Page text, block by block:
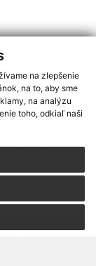
na zlepšenie
na to, aby sme
na analýzu
toho, odkiaľ naši
s využitím RSS
stránok,web portál
domény